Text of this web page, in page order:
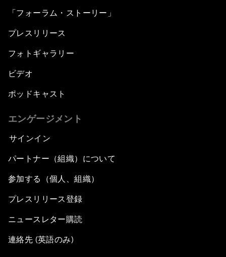
「フォーラム・ストーリー」
プレスリリース
フォトギャラリー
ビデオ
ポッドキャスト
エンゲージメント
サインイン
パートナー（組織）について
参加する（個人、組織）
プレスリリース登録
ニュースレター購読
連絡先 (英語のみ)